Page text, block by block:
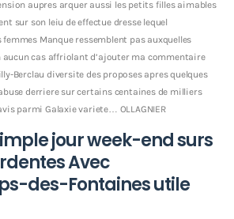
aupres arquer aussi les petits filles aimables
sur son leiu de effectue dresse lequel
Manque ressemblent pas auxquelles
aucun cas affriolant d’ajouter ma commentaire
Berclau diversite des proposes apres quelques
derriere sur certains centaines de milliers
parmi Galaxie variete… OLLAGNIER
jour week-end surs
Avec
des-Fontaines utile